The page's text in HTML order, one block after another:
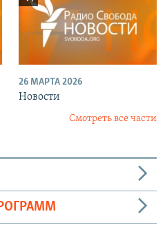
26 МАРТА 2026
Новости
Смотреть все части